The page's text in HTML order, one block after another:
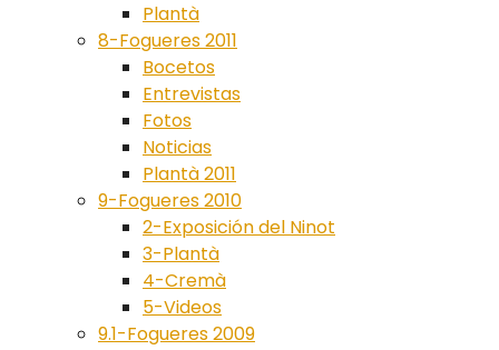
Plantà
8-Fogueres 2011
Bocetos
Entrevistas
Fotos
Noticias
Plantà 2011
9-Fogueres 2010
2-Exposición del Ninot
3-Plantà
4-Cremà
5-Videos
9.1-Fogueres 2009